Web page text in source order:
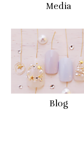
Media
Blog